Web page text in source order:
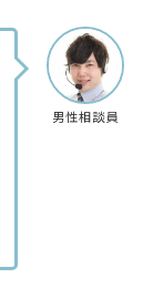
男性相談員